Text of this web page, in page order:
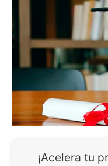
¡Acelera tu